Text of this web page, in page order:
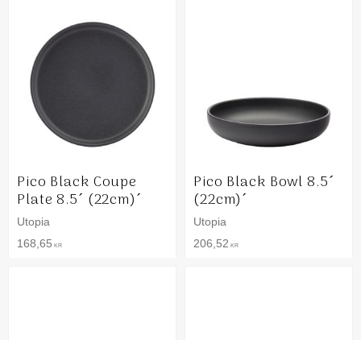
Pico Black Coupe
Plate 8.5´ (22cm)´
Utopia
168,65 KR
Pico Black Bowl 8.5´
(22cm)´
Utopia
206,52 KR